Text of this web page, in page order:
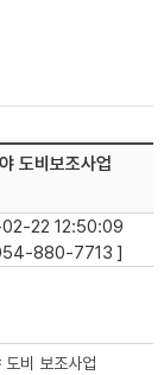
도비보조사업
22 12:50:09
880-7713 ]
비 보조사업